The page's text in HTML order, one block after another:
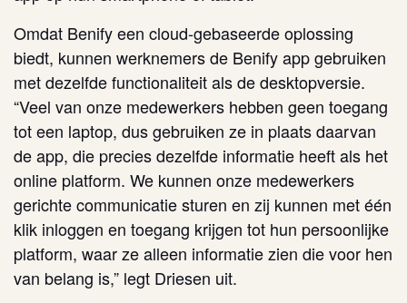
Omdat Benify een cloud-gebaseerde oplossing
biedt, kunnen werknemers de Benify app gebruiken
met dezelfde functionaliteit als de desktopversie.
“Veel van onze medewerkers hebben geen toegang
tot een laptop, dus gebruiken ze in plaats daarvan
de app, die precies dezelfde informatie heeft als het
online platform. We kunnen onze medewerkers
gerichte communicatie sturen en zij kunnen met één
klik inloggen en toegang krijgen tot hun persoonlijke
platform, waar ze alleen informatie zien die voor hen
van belang is,” legt Driesen uit.